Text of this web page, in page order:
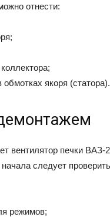
отнести:
якоря (статора).
вентилятор печки ВАЗ-
следует
режимов;